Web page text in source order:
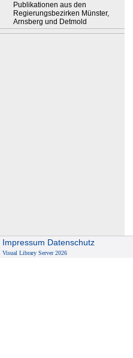
Publikationen aus den
Regierungsbezirken Münster,
Arnsberg und Detmold
Impressum Datenschutz
Visual Library Server 2026